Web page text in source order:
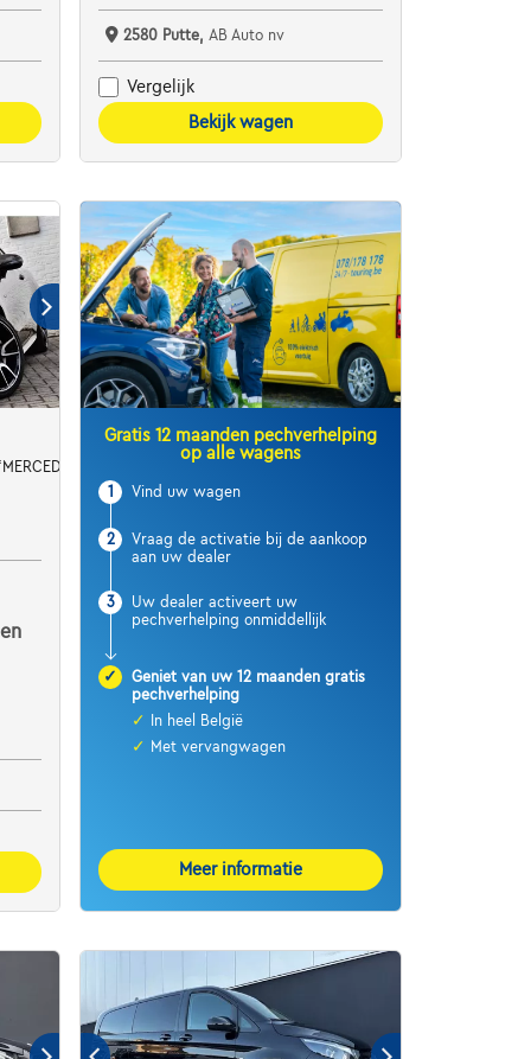
2580 Putte, AB Auto nv
Vergelijk
Bekijk wagen
HISTORY***
Gratis 12 maanden pechverhelping
op alle wagens
1 Vind uw wagen
2
Vraag de activatie bij de aankoop
aan uw dealer
3
Uw dealer activeert uw
pechverhelping onmiddellijk
✓
Geniet van uw 12 maanden gratis
pechverhelping
✓
In heel België
✓ Met vervangwagen
Meer informatie